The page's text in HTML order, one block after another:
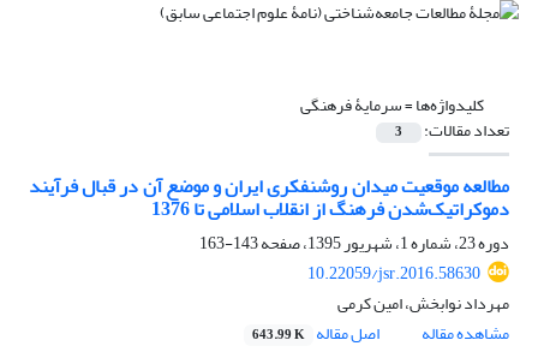
کلیدواژه‌ها =سرمایۀ فرهنگی
تعداد مقالات: 3
مطالعه موقعیت میدان روشنفکری ایران و موضع آن در قبال فرآیند
دموکراتیک‌شدن فرهنگ از انقلاب اسلامی تا 1376
دوره 23، شماره 1، شهریور 1395، صفحه
143-163
10.22059/jsr.2016.58630
مهرداد نوابخش، امین کرمی
مشاهده مقاله
اصل مقاله 643.99 K